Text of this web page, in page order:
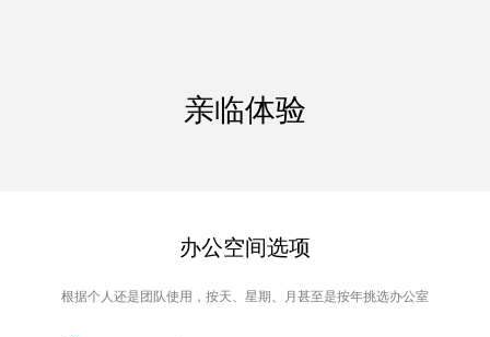
亲临体验
办公空间选项
根据个人还是团队使用，按天、星期、月甚至是按年挑选办公室